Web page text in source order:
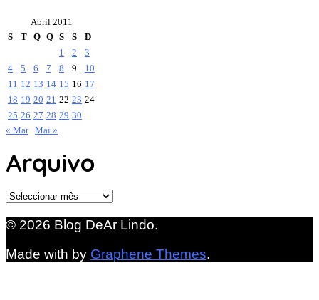
Abril 2011
S
T Q Q S S
D
1
2
3
4
5 6 7 8 9
10
11 12 13 14 15 16 17
18 19 20 21 22 23 24
25 26 27 28 29 30
« Mar Mai »
Arquivo
Arquivo
© 2026 Blog DeAr Lindo.
Made with by Graphene Themes.